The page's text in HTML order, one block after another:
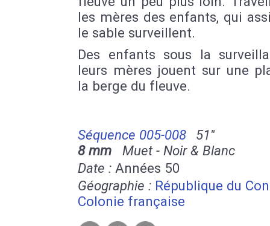
les mères des enfants, qui
le sable surveillent.
Des enfants sous la
leurs mères jouent sur une
la berge du fleuve.
Séquence 005-008
51''
8 mm Muet - Noir & Blanc
Date : Années 50
Géographie : République du
Colonie française